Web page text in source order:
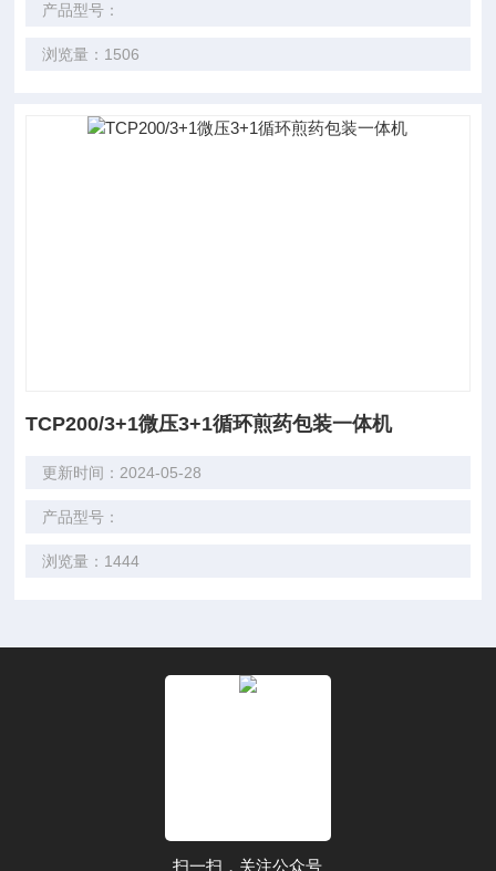
产品型号：
浏览量：1506
TCP200/3+1微压3+1循环煎药包装一体机
更新时间：2024-05-28
产品型号：
浏览量：1444
扫一扫，关注公众号